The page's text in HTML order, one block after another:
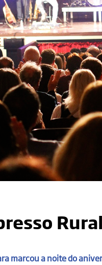
marcou a noite do